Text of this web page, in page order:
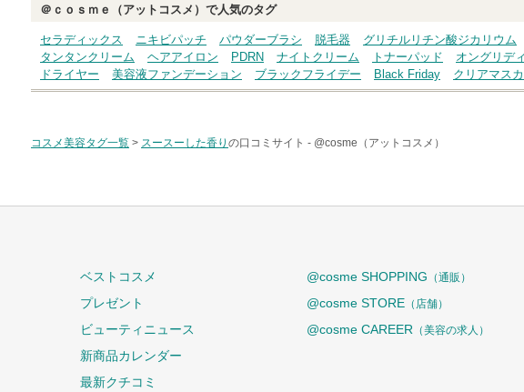
＠ｃｏｓｍｅ（アットコスメ）で人気のタグ
セラディックス ニキビパッチ パウダーブラシ 脱毛器 グリチルリチン酸ジカリウム
タンタンクリーム
ヘアアイロン PDRN ナイトクリーム トナーパッド オングリデ
ドライヤー
美容液ファンデーション ブラックフライデー Black Friday クリアマス
コスメ美容タグ一覧 > スースーした香り の口コミサイト - @cosme（アットコスメ）
ベストコスメ
プレゼント
ビューティニュース
新商品カレンダー
最新クチコミ
@cosme SHOPPING （通販）
@cosme STORE （店舗）
@cosme CAREER （美容の求人）